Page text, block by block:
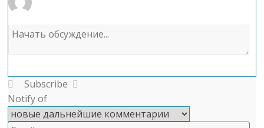
Subscribe
Notify of